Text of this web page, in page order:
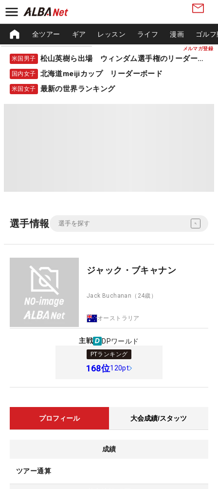
メルマガ登録
全ツアー ギア レッスン ライフ 漫画 ゴル
米国男子 松山英樹ら出場 ウィンダム選手権のリーダーボード
国内女子 北海道meijiカップ リーダーボード
米国女子 最新の世界ランキング
選手情報
ジャック・ブキャナン
Jack Buchanan （24歳）
オーストラリア
主戦 DPワールド
PTランキング
168位120pt
プロフィール 大会成績/スタッツ
成績
ツアー通算